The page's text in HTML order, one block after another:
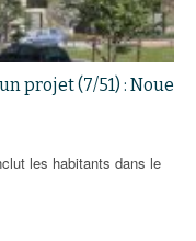
projet (7/51) : Noue
les habitants dans le